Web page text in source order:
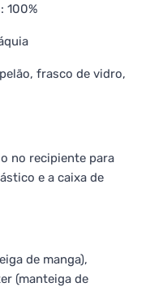
100%
frasco de vidro,
no recipiente para
e a caixa de
de manga),
(manteiga de